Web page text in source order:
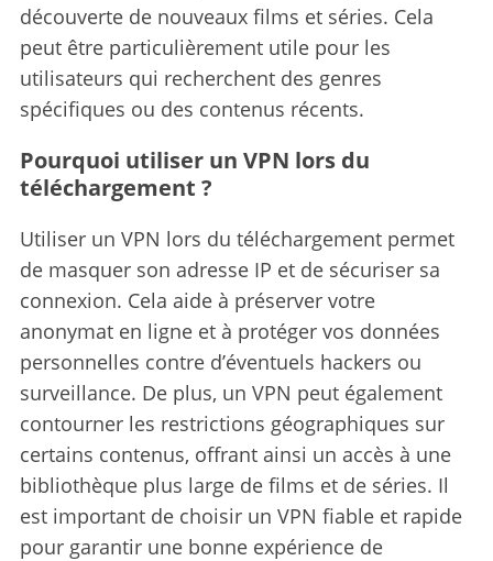
découverte de nouveaux films et séries. Cela
peut être particulièrement utile pour les
utilisateurs qui recherchent des genres
spécifiques ou des contenus récents.
Pourquoi utiliser un VPN lors du
téléchargement ?
Utiliser un VPN lors du téléchargement permet
de masquer son adresse IP et de sécuriser sa
connexion. Cela aide à préserver votre
anonymat en ligne et à protéger vos données
personnelles contre d’éventuels hackers ou
surveillance. De plus, un VPN peut également
contourner les restrictions géographiques sur
certains contenus, offrant ainsi un accès à une
bibliothèque plus large de films et de séries. Il
est important de choisir un VPN fiable et rapide
pour garantir une bonne expérience de